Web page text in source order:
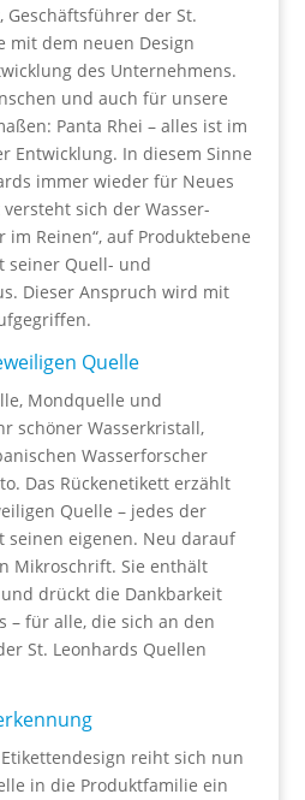
der St.
mit dem neuen Design
des Unternehmens.
und auch für unsere
Panta Rhei – alles ist im
Entwicklung. In diesem Sinne
immer wieder für Neues
sich der Wasser-
Reinen“, auf Produktebene
seiner Quell- und
Dieser Anspruch wird mit
Quelle
Mondquelle und
schöner Wasserkristall,
Wasserforscher
Das Rückenetikett erzählt
Quelle – jedes der
seinen eigenen. Neu darauf
Mikroschrift. Sie enthält
drückt die Dankbarkeit
– für alle, die sich an den
St. Leonhards Quellen
reiht sich nun
in die Produktfamilie ein